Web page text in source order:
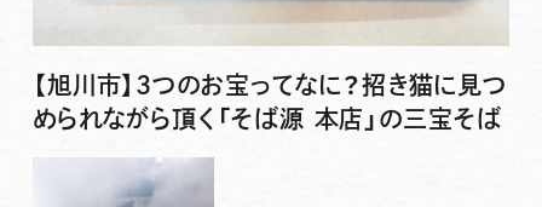
【旭川市】3つのお宝ってなに？招き猫に見つ
められながら頂く「そば源 本店」の三宝そば